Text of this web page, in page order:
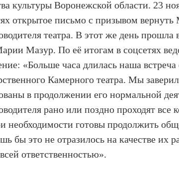
культуры Воронежской области. 23
открытое письмо с призывом
театра. В этот же день прошла
Мазур. По её итогам в соцсетях
«Больше часа длилась наша встреча
Камерного театра. Мы
в продолжении его нормальной
рано или поздно проходят все
необходимости готовы продолжить
бы это не отразилось на качестве их
ответственностью».